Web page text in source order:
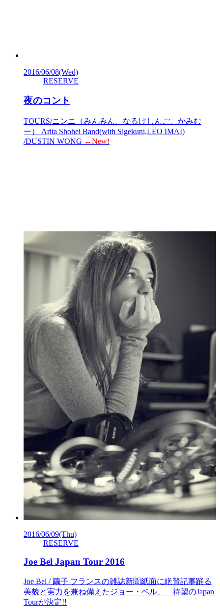
2016/06/08(Wed)
RESERVE
夜のコント
TOURS/ニンニ（みんみん、なるけしんご、かみむ
ー） Arita Shohei Band(with Sigekuni,LEO IMAI)
/DUSTIN WONG ←New!
2016/06/09(Thu)
RESERVE
Joe Bel Japan Tour 2016
Joe Bel / 繭子 フランスの雑誌新聞紙面に絶賛記事踊る
美貌と実力を兼ね備えたジョー・ベル、 待望のJapan
Tourが決定!!